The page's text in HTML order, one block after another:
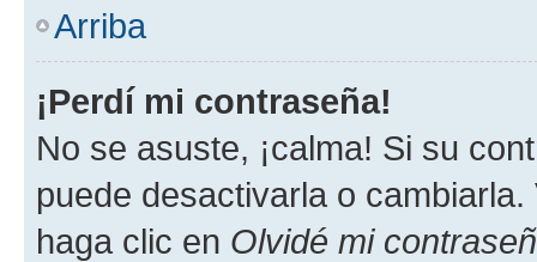
Arriba
¡Perdí mi contraseña!
No se asuste, ¡calma! Si su
puede desactivarla o
haga clic en Olvidé mi